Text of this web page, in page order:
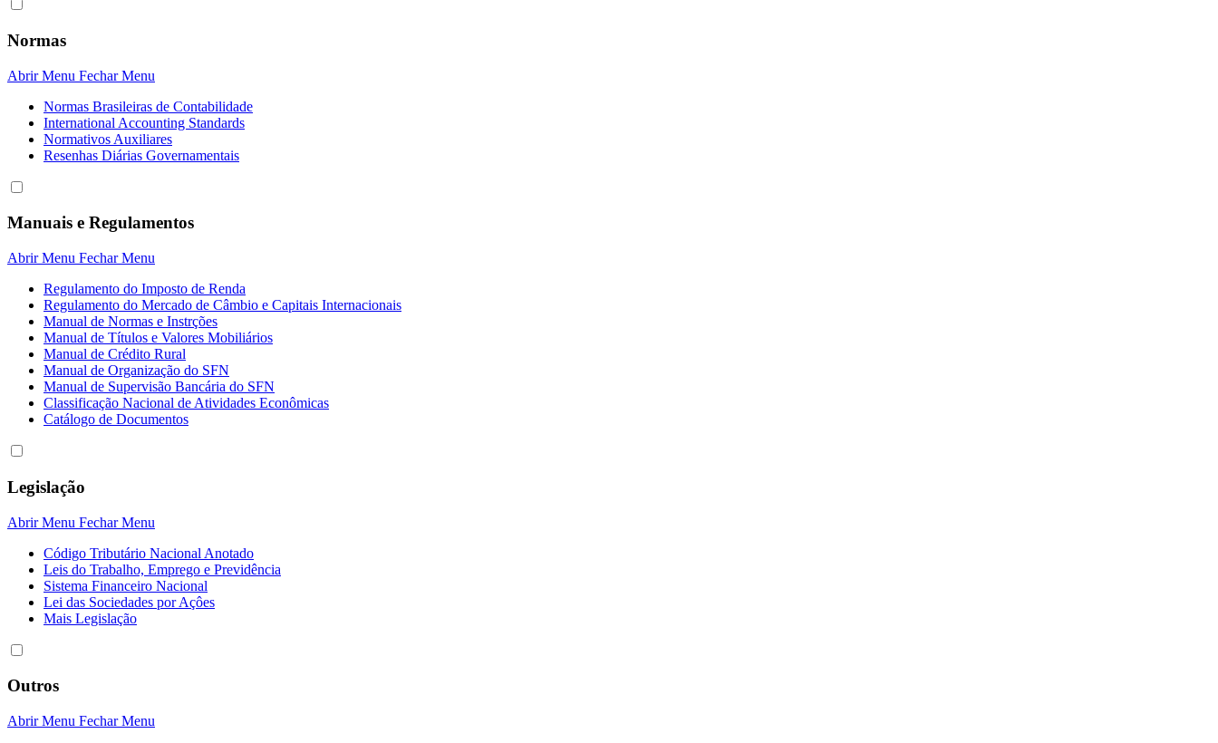
Normas
Abrir Menu Fechar Menu
Normas Brasileiras de Contabilidade
International Accounting Standards
Normativos Auxiliares
Resenhas Diárias Governamentais
Manuais e Regulamentos
Abrir Menu Fechar Menu
Regulamento do Imposto de Renda
Regulamento do Mercado de Câmbio e Capitais Internacionais
Manual de Normas e Instrções
Manual de Títulos e Valores Mobiliários
Manual de Crédito Rural
Manual de Organização do SFN
Manual de Supervisão Bancária do SFN
Classificação Nacional de Atividades Econômicas
Catálogo de Documentos
Legislação
Abrir Menu Fechar Menu
Código Tributário Nacional Anotado
Leis do Trabalho, Emprego e Previdência
Sistema Financeiro Nacional
Lei das Sociedades por Açôes
Mais Legislação
Outros
Abrir Menu Fechar Menu